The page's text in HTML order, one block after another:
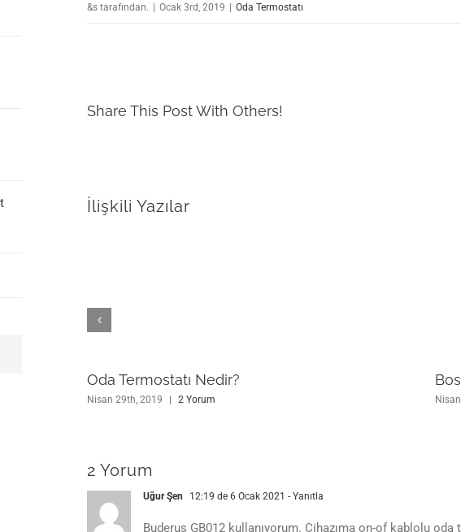
&s tarafından. | Ocak 3rd, 2019 | Oda Termostatı
Share This Post With Others!
İlişkili Yazılar
Oda Termostatı Nedir?
Nisan 29th, 2019 2 Yorum
2 Yorum
Uğur Şen 12:19 de 6 Ocak 2021 - Yanıtla
Buderus GB012 kullanıyorum. Cihazıma on-of kablolu